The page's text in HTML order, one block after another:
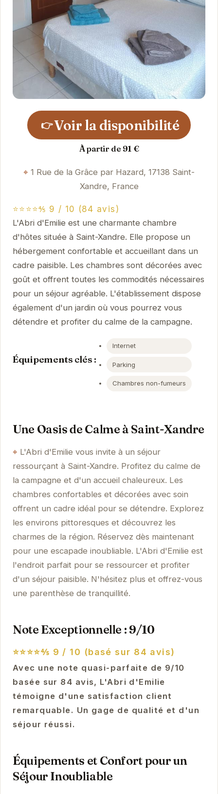
👉 Voir la disponibilité
À partir de 91 €
1 Rue de la Grâce par Hazard, 17138 Saint-
Xandre, France
⭐⭐⭐⭐⅘ 9 / 10 (84 avis)
L'Abri d'Emilie est une charmante chambre
d'hôtes située à Saint-Xandre. Elle propose un
hébergement confortable et accueillant dans un
cadre paisible. Les chambres sont décorées avec
goût et offrent toutes les commodités nécessaires
pour un séjour agréable. L'établissement dispose
également d'un jardin où vous pourrez vous
détendre et profiter du calme de la campagne.
Équipements clés :
Internet
Parking
Chambres non-fumeurs
Une Oasis de Calme à Saint-Xandre
L'Abri d'Emilie vous invite à un séjour
ressourçant à Saint-Xandre. Profitez du calme de
la campagne et d'un accueil chaleureux. Les
chambres confortables et décorées avec soin
offrent un cadre idéal pour se détendre. Explorez
les environs pittoresques et découvrez les
charmes de la région. Réservez dès maintenant
pour une escapade inoubliable. L'Abri d'Emilie est
l'endroit parfait pour se ressourcer et profiter
d'un séjour paisible. N'hésitez plus et offrez-vous
une parenthèse de tranquillité.
Note Exceptionnelle : 9/10
⭐⭐⭐⭐⅘ 9 / 10 (basé sur 84 avis)
Avec une note quasi-parfaite de 9/10
basée sur 84 avis, L'Abri d'Emilie
témoigne d'une satisfaction client
remarquable. Un gage de qualité et d'un
séjour réussi.
Équipements et Confort pour un
Séjour Inoubliable